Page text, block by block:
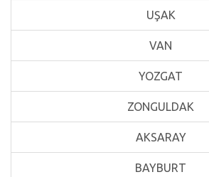
UŞAK
VAN
YOZGAT
ZONGULDAK
AKSARAY
BAYBURT